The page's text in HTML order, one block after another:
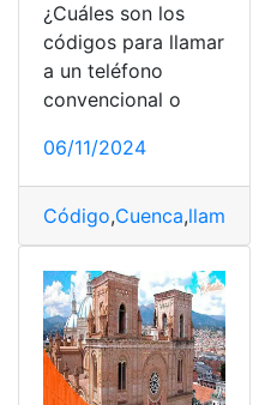
¿Cuáles son los
códigos para llamar
a un teléfono
convencional o
06/11/2024
Código,Cuenca,llamadas